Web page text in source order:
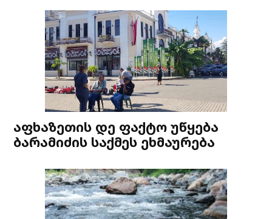
აფხაზეთის დე ფაქტო უწყება
ბარამიძის საქმეს ეხმაურება